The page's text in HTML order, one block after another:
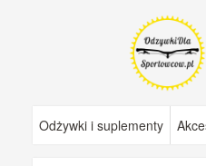
Odżywki i suplementy